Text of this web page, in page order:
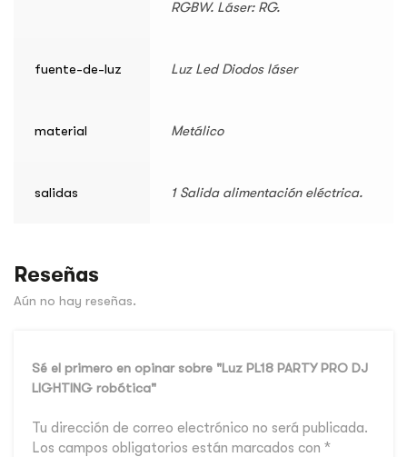
RGBW. Láser: RG.
fuente-de-luz Luz Led Diodos láser
material Metálico
salidas 1 Salida alimentación eléctrica.
Reseñas
Aún no hay reseñas.
Sé el primero en opinar sobre "Luz PL18 PARTY PRO DJ
LIGHTING robótica"
Tu dirección de correo electrónico no será publicada.
Los campos obligatorios están marcados con *